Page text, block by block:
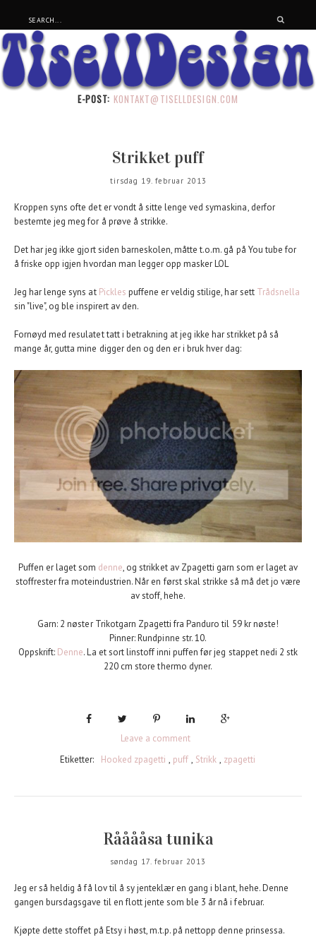
E-POST: KONTAKT@TISELLDESIGN.COM
Strikket puff
tirsdag 19. februar 2013
Kroppen syns ofte det er vondt å sitte lenge ved symaskina, derfor
bestemte jeg meg for å prøve å strikke.
Det har jeg ikke gjort siden barneskolen, måtte t.o.m. gå på You tube for
å friske opp igjen hvordan man legger opp masker LOL
Jeg har lenge syns at Pickles puffene er veldig stilige, har sett Trådsnella
sin "live", og ble inspirert av den.
Fornøyd med resulatet tatt i betrakning at jeg ikke har strikket på så
mange år, gutta mine digger den og den er i bruk hver dag:
Puffen er laget som denne, og strikket av Zpagetti garn som er laget av
stoffrester fra moteindustrien. Når en først skal strikke så må det jo være
av stoff, hehe.
Garn: 2 nøster Trikotgarn Zpagetti fra Panduro til 59 kr nøste!
Pinner: Rundpinne str. 10.
Oppskrift: Denne. La et sort linstoff inni puffen før jeg stappet nedi 2 stk
220 cm store thermo dyner.
Leave a comment
Etiketter:
Hooked zpagetti , puff , Strikk , zpagetti
Rååååsa tunika
søndag 17. februar 2013
Jeg er så heldig å få lov til å sy jenteklær en gang i blant, hehe. Denne
gangen bursdagsgave til en flott jente som ble 3 år nå i februar.
Kjøpte dette stoffet på Etsy i høst, m.t.p. på nettopp denne prinsessa.